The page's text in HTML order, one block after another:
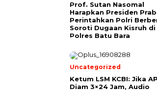
Prof. Sutan Nasomal
Harapkan Presiden
Perintahkan Polri
Soroti Dugaan Kisruh di
Polres Batu Bara
Uncategorized
Ketum LSM KCBI: Jika
Diam 3×24 Jam, Audio